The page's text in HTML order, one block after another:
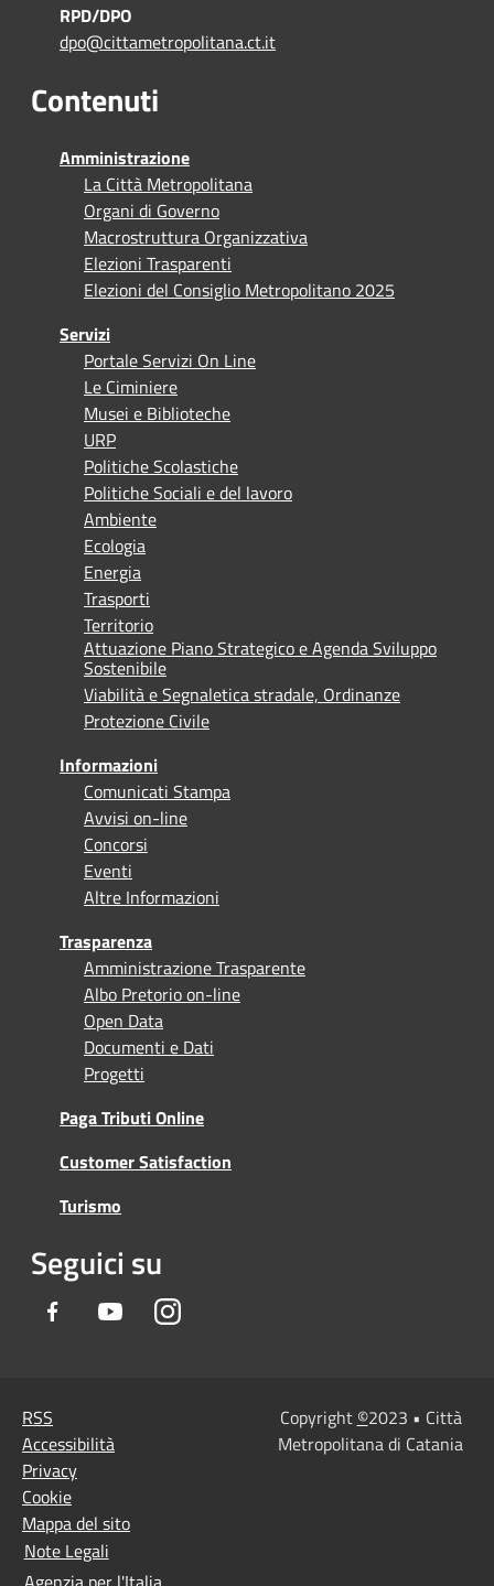
RPD/DPO
dpo@cittametropolitana.ct.it
Contenuti
Amministrazione
La Città Metropolitana
Organi di Governo
Macrostruttura Organizzativa
Elezioni Trasparenti
Elezioni del Consiglio Metropolitano 2025
Servizi
Portale Servizi On Line
Le Ciminiere
Musei e Biblioteche
URP
Politiche Scolastiche
Politiche Sociali e del lavoro
Ambiente
Ecologia
Energia
Trasporti
Territorio
Attuazione Piano Strategico e Agenda Sviluppo
Sostenibile
Viabilità e Segnaletica stradale, Ordinanze
Protezione Civile
Informazioni
Comunicati Stampa
Avvisi on-line
Concorsi
Eventi
Altre Informazioni
Trasparenza
Amministrazione Trasparente
Albo Pretorio on-line
Open Data
Documenti e Dati
Progetti
Paga Tributi Online
Customer Satisfaction
Turismo
Seguici su
Facebook YoutubeInstagram
RSS
Accessibilità
Privacy
Cookie
Mappa del sito
Note Legali
Copyright ©2023 • Città
Metropolitana di Catania